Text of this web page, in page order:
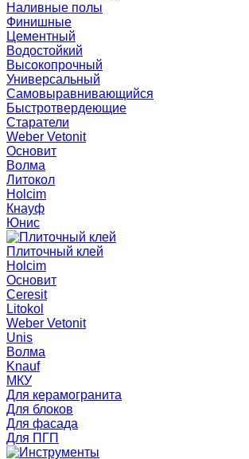
Наливные полы
Финишные
Цементный
Водостойкий
Высокопрочный
Универсальный
Самовыравнивающийся
Быстротвердеющие
Старатели
Weber Vetonit
Основит
Волма
Литокол
Holcim
Кнауф
Юнис
Плиточный клей
Holcim
Основит
Ceresit
Litokol
Weber Vetonit
Unis
Волма
Knauf
МКУ
Для керамогранита
Для блоков
Для фасада
Для ПГП